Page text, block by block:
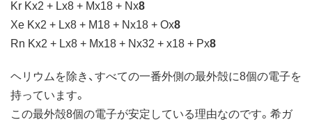
Kr Kx2 + Lx8 + Mx18 + Nx8
Xe Kx2 + Lx8 + M18 + Nx18 + Ox8
Rn Kx2 + Lx8 + Mx18 + Nx32 + x18 + Px8
ヘリウムを除き、すべての一番外側の最外殻に8個の電子を
持っています。
この最外殻8個の電子が安定している理由なのです。希ガ